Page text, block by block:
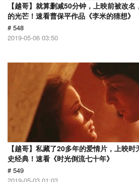
【越哥】就算删减50分钟，上映前被改
的光芒！速看曹保平作品《李米的猜想》
# 548
2019-05-06 03:50
【越哥】私藏了20多年的爱情片，上映
史经典！速看《时光倒流七十年》
# 549